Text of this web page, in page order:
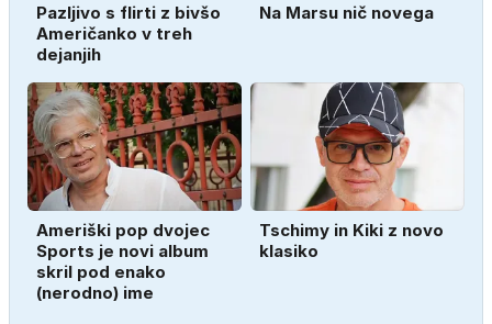
Pazljivo s flirti z bivšo
Američanko v treh
dejanjih
Na Marsu nič novega
Ameriški pop dvojec
Sports je novi album
skril pod enako
(nerodno) ime
Tschimy in Kiki z novo
klasiko